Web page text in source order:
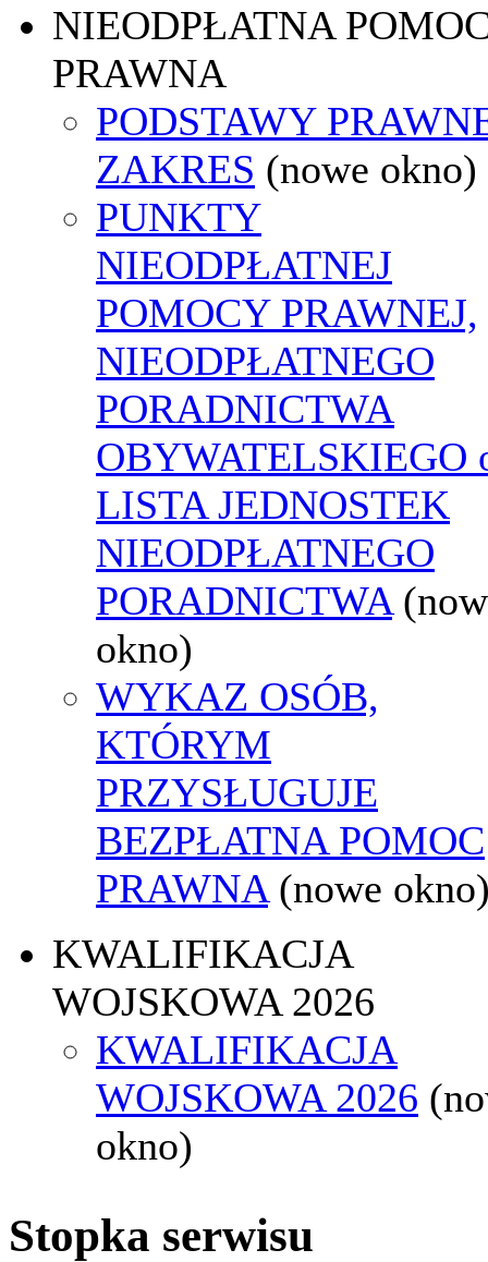
NIEODPŁATNA
PRAWNA
PODSTAWY
ZAKRES (nowe okno)
PUNKTY
NIEODPŁATNEJ
POMOCY PRAWNEJ,
NIEODPŁATNEGO
PORADNICTWA
OBYWATELSKIEGO
LISTA JEDNOSTEK
NIEODPŁATNEGO
PORADNICTWA
okno)
WYKAZ OSÓB,
KTÓRYM
PRZYSŁUGUJE
BEZPŁATNA POMOC
PRAWNA (nowe
KWALIFIKACJA
WOJSKOWA 2026
KWALIFIKACJA
WOJSKOWA 2026
okno)
Stopka serwisu